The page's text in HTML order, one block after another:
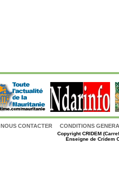
NOUS CONTACTER CONDITIONS
CopyrightCRIDEM
Enseigne de Cridem